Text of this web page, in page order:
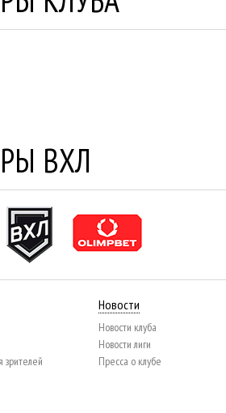
ВХЛ
зрителей
Новости
Новости клуба
Новости лиги
Пресса о клубе